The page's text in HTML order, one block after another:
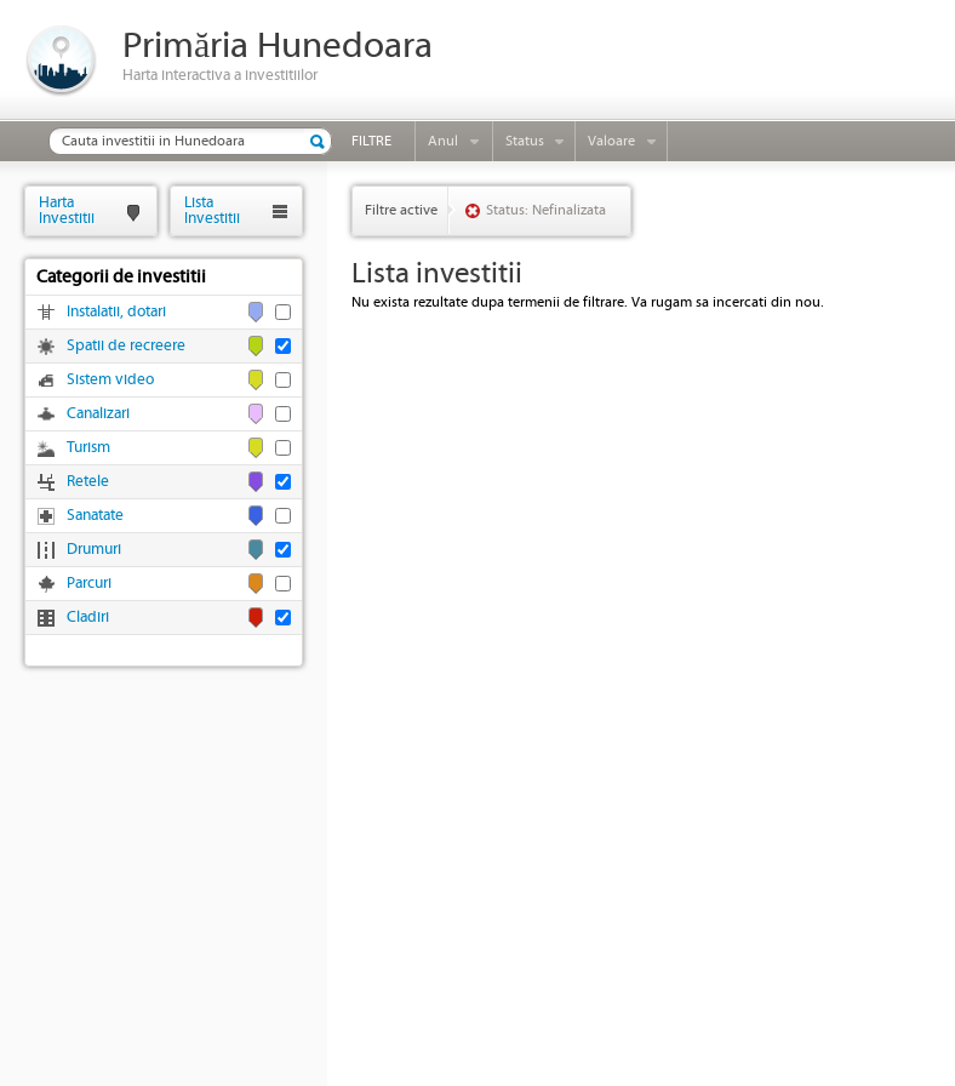
Primăria Hunedoara
Harta interactiva a investitiilor
FILTRE Anul Status Valoare
Filtre active Status: Nefinalizata
Lista investitii
Nu exista rezultate dupa termenii de filtrare. Va rugam sa incercati din nou.
Harta
Investitii
Lista
Investitii
Categorii de investitii
Instalatii, dotari
Spatii de recreere
Sistem video
Canalizari
Turism
Retele
Sanatate
Drumuri
Parcuri
Cladiri